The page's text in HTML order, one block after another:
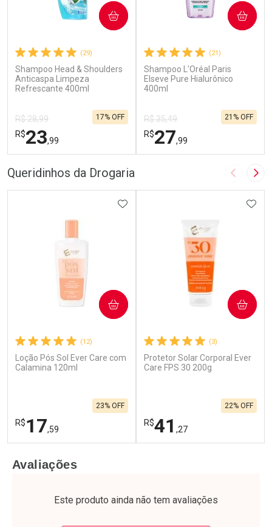
(29)
Shampoo Head & Shoulders
Anticaspa Limpeza
Refrescante 400ml
R$ 28,99
R$23,99
17% OFF
COMPRAR
Ativar Desconto
(21)
Shampoo L'Oréal Paris
Elseve Pure Hialurônico
400ml
R$ 35,49
R$27,99
21% OFF
COMPRAR
Ativar Desconto
Queridinhos da Drogaria Imagem
(12)
Loção Pós Sol Ever Care com
Calamina 120ml
R$17,59
23% OFF
ADICIONAR AOS FAVORITOS
COMPRAR
Laboratório
Por Menos
(3)
Protetor Solar Corporal Ever
Care FPS 30 200g
R$41 ,27
22% OFF
COMPRAR
Laboratório
Por Menos
Avaliações
Este produto ainda não tem avaliações